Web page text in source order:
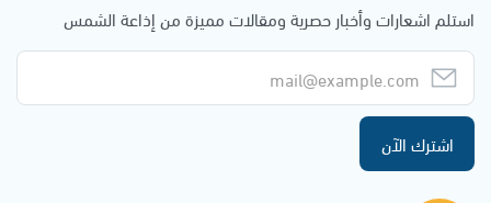
استلم اشعارات وأخبار حصرية ومقالات مميزة من إذاعة الشمس
اشترك الآن